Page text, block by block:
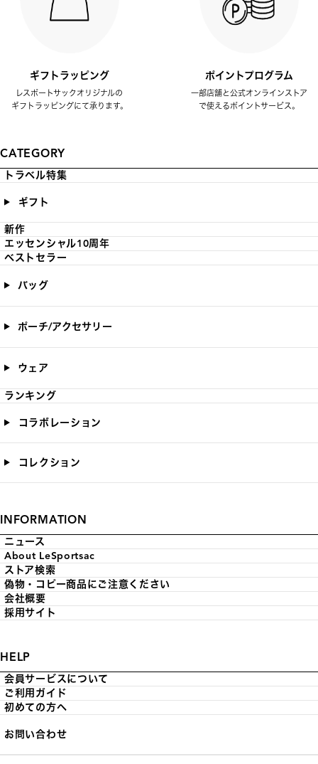
ギフトラッピング
レスポートサックオリジナルの
ギフトラッピングにて承ります。
ポイントプログラム
一部店舗と公式オンラインストア
で使えるポイントサービス。
CATEGORY
トラベル特集
ギフト
新作
エッセンシャル10周年
ベストセラー
バッグ
ポーチ/アクセサリー
ウェア
ランキング
コラボレーション
コレクション
INFORMATION
ニュース
About LeSportsac
ストア検索
偽物・コピー商品にご注意ください
会社概要
採用サイト
HELP
会員サービスについて
ご利用ガイド
初めての方へ
お問い合わせ